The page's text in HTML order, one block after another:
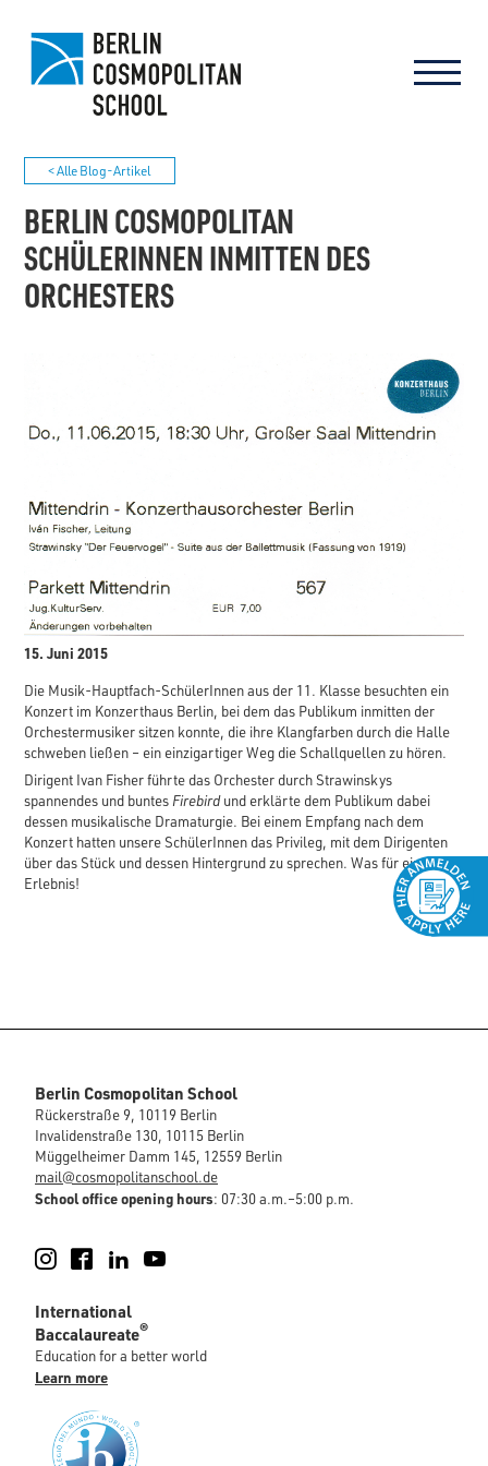
< Alle Blog-Artikel
BERLIN COSMOPOLITAN
SCHÜLERINNEN INMITTEN DES
ORCHESTERS
15. Juni 2015
Die Musik-Hauptfach-SchülerInnen aus der 11. Klasse besuchten ein
Konzert im Konzerthaus Berlin, bei dem das Publikum inmitten der
Orchestermusiker sitzen konnte, die ihre Klangfarben durch die Halle
schweben ließen – ein einzigartiger Weg die Schallquellen zu hören.
Dirigent Ivan Fisher führte das Orchester durch Strawinskys
spannendes und buntes Firebirdund erklärte dem Publikum dabei
dessen musikalische Dramaturgie. Bei einem Empfang nach dem
Konzert hatten unsere SchülerInnen das Privileg, mit dem Dirigenten
über das Stück und dessen Hintergrund zu sprechen. Was für ein
Erlebnis!
Berlin Cosmopolitan School
Rückerstraße 9, 10119 Berlin
Invalidenstraße 130, 10115 Berlin
Müggelheimer Damm 145, 12559 Berlin
mail@cosmopolitanschool.de
School office opening hours: 07:30 a.m.–5:00 p.m.
Instagram
FacebookLinkedIn
International
Baccalaureate®
Education for a better world
Learn more